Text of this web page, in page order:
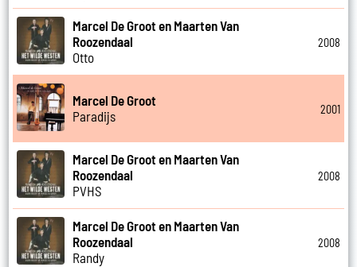
Marcel De Groot en Maarten Van
Roozendaal
Otto
2008
Marcel De Groot
Paradijs
2001
Marcel De Groot en Maarten Van
Roozendaal
PVHS
2008
Marcel De Groot en Maarten Van
Roozendaal
Randy
2008